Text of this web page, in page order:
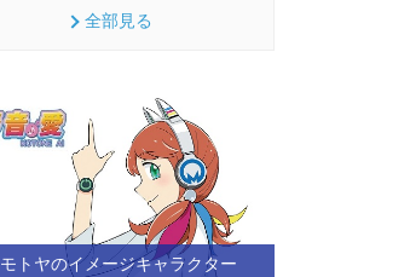
全部見る
モトヤのイメージキャラクター